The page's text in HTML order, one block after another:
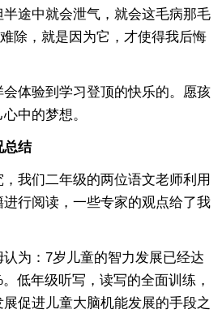
途中就会泄气，就会这毛病那毛
除，就是因为它，才使得我后悔
体验到学习登顶的快乐的。愿孩
中的梦想。
结
们二年级的两位语文老师利用
行阅读，一些专家的观点给了我
：7岁儿童的智力发展已经达
低年级听写，读写的全面训练，
促进儿童大脑机能发展的手段之